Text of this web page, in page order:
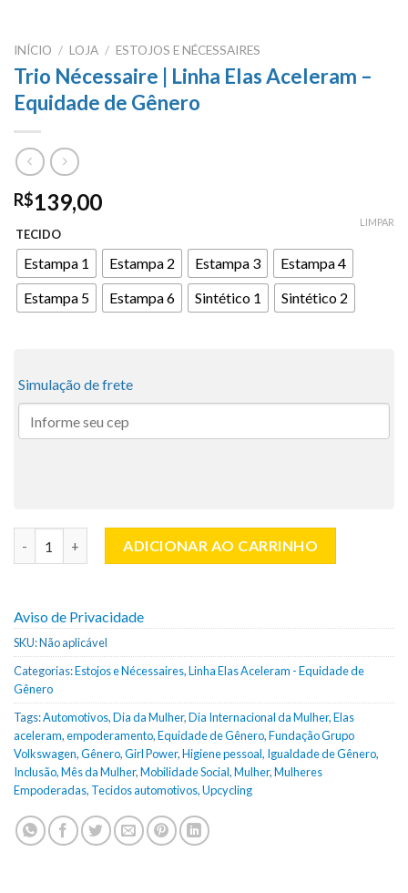
INÍCIO / LOJA / ESTOJOS E NÉCESSAIRES
Trio Nécessaire | Linha Elas Aceleram –
Equidade de Gênero
R$139,00
TECIDO
Estampa 1 Estampa 2 Estampa 3
Estampa 4
Estampa 5
Estampa 6 Sintético 1 Sintético 2
LIMPAR
Simulação de frete
ADICIONAR AO CARRINHO
Aviso de Privacidade
SKU:Não aplicável
Categorias:Estojos e Nécessaires,Linha Elas Aceleram - Equidade de
Gênero
Tags:Automotivos,Dia da Mulher,Dia Internacional da Mulher,Elas
aceleram,empoderamento,Equidade de Gênero,Fundação Grupo
Volkswagen,Gênero,Girl Power,Higiene pessoal, Igualdade de Gênero,
Inclusão,Mês da Mulher,Mobilidade Social,Mulher,Mulheres
Empoderadas, Tecidos automotivos,Upcycling